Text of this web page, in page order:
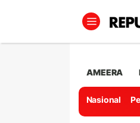
AMEERA
Nasional